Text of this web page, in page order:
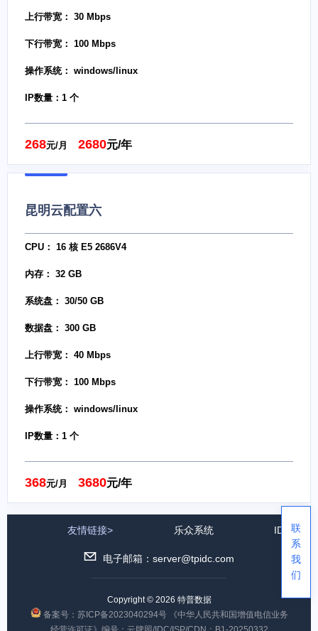
上行带宽： 30 Mbps
下行带宽： 100 Mbps
操作系统： windows/linux
IP数量：1 个
268元/月 2680元/年
昆明云配置六
CPU： 16 核 E5 2686V4
内存： 32 GB
系统盘： 30/50 GB
数据盘： 300 GB
上行带宽： 40 Mbps
下行带宽： 100 Mbps
操作系统： windows/linux
IP数量：1 个
368元/月 3680元/年
友情链接> 乐众系统 IDC公司
电子邮箱：server@tpidc.com
Copyright © 2026 特普数据
备案号：苏ICP备2023040294号
《中华人民共和国增值电信业务
联
系
我
们